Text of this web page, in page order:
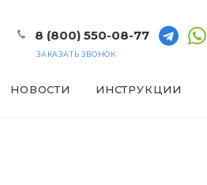
8 (800) 550-08-77
ЗАКАЗАТЬ ЗВОНОК
НОВОСТИ ИНСТРУКЦИИ